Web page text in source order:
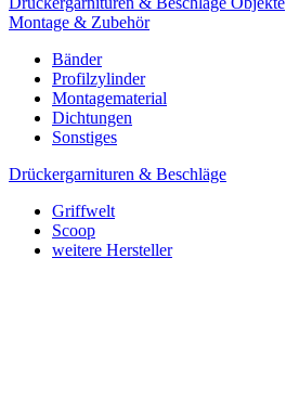
Montage & Zubehör
Bänder
Profilzylinder
Montagematerial
Dichtungen
Sonstiges
Drückergarnituren & Beschläge
Griffwelt
Scoop
weitere Hersteller